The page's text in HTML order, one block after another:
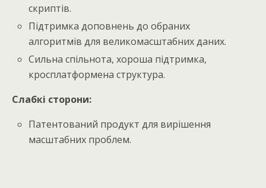
скриптів.
Підтримка доповнень до обраних
алгоритмів для великомасштабних даних.
Сильна спільнота, хороша підтримка,
кросплатформена структура.
Слабкі сторони:
Патентований продукт для вирішення
масштабних проблем.